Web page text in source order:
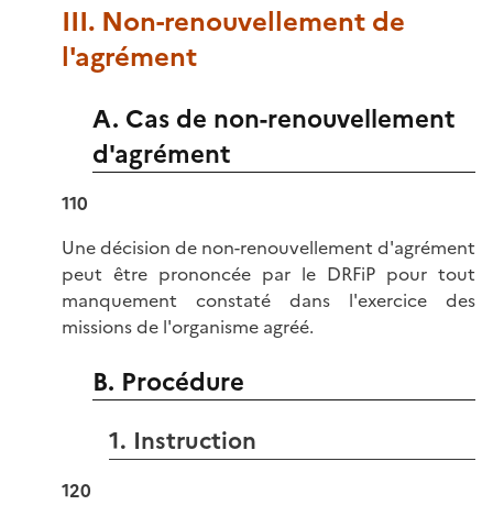
III. Non-renouvellement de
l'agrément
A. Cas de non-renouvellement
d'agrément
110
Une décision de non-renouvellement d'agrément
peut être prononcée par le DRFiP pour tout
manquement constaté dans l'exercice des
missions de l'organisme agréé.
B. Procédure
1. Instruction
120